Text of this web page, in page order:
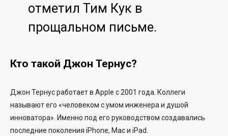
отметил Тим Кук в
прощальном письме.
Кто такой Джон Тернус?
Джон Тернус работает в Apple с 2001 года. Коллеги
называют его «человеком с умом инженера и душой
инноватора». Именно под его руководством создавались
последние поколения iPhone, Mac и iPad.